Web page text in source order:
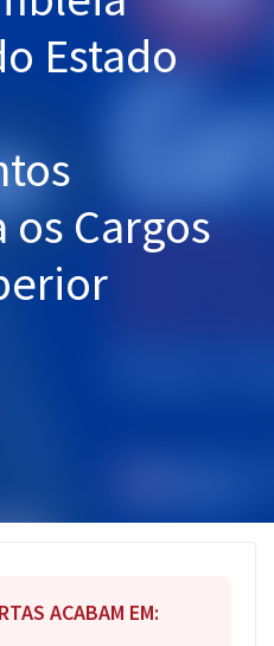
Estado
os Cargos
ACABAM EM: